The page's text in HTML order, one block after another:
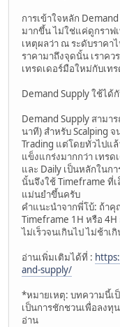
การเข้าใจหลัก
มากขึ้น ไม่ใช่แค่ดูกราฟเ
เหตุผลว่า ณ ระดับราคา
ราคามาถึงจุดนั้น เราคว
เทรดเดอร์มือใหม่กับเท
Demand Supply ใช้ได้
Demand Supply สามา
นาที) สำหรับ Scalping
Trading แต่โดยทั่วไปแ
แข็งแกร่งมากกว่า เทร
และ Daily เป็นหลักในก
นั้นจึงใช้ Timeframe ที่
แม่นยำขึ้นครับ
คำแนะนำจากพี่โบ้: ถ้าคุ
Timeframe 1H หรือ
ไม่เร็วจนเกินไป ไม่ช้า
อ่านเพิ่มเติมได้ที่ :
and-supply/
*หมายเหตุ: บทความนี้เ
เป็นการชักชวนเพื่อลง
อ่าน